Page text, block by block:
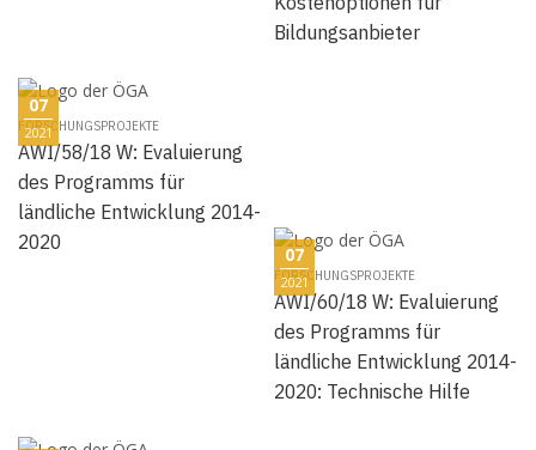
Bildungsanbieter
07
2021
FORSCHUNGSPROJEKTE
AWI/58/18 W: Evaluierung
des Programms für
ländliche Entwicklung 2014-
2020
07
2021
FORSCHUNGSPROJEKTE
AWI/60/18 W: Evaluierung
des Programms für
ländliche Entwicklung 2014-
2020: Technische Hilfe